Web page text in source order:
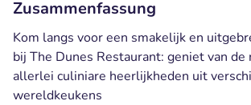
Zusammenfassung
Kom langs voor een smakelijk en
bij The Dunes Restaurant: geniet van de
allerlei culiniare heerlijkheden uit
wereldkeukens